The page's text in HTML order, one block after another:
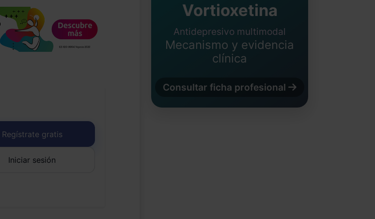
Regístrate gratis
Iniciar sesión
Vortioxetina
Antidepresivo multimodal
Mecanismo y evidencia
clínica
Consultar ficha profesional